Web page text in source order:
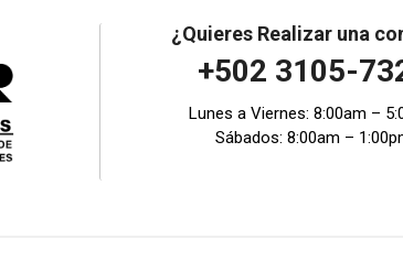
¿Quieres Realizar una
+502 3105-
Lunes a Viernes: 8:00am –
Sábados: 8:00am –